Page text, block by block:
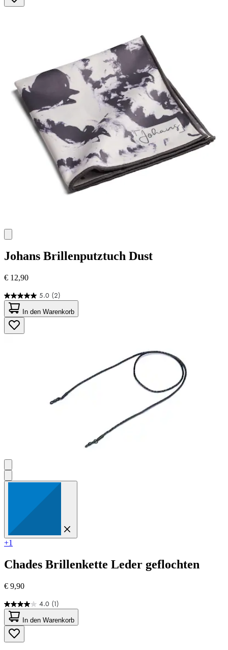
42
Johans Brillenputztuch Dust
€ 12,90
5.0 (2)
5.0
von
5
Sternen.
2
In den Warenkorb
+1
Chades Brillenkette Leder geflochten
€ 9,90
4.0 (1)
4.0
von
5
Sternen.
1
In den Warenkorb